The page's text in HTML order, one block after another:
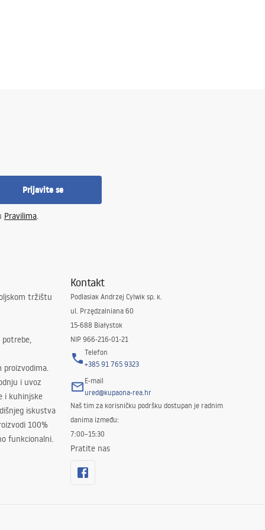
Prijavite se
Pravilima.
tržištu
potrebe,
i uvoz
i kuhinjske
iskustva
100%
funkcionalni.
Kontakt
Podlasiak Andrzej Cylwik sp. k.
ul. Przędzalniana 60
15-688 Białystok
NIP 966-216-01-21
Telefon
+385 91 765 9323
E-mail
ured@kupaona-rea.hr
Naš tim za korisničku podršku dostupan je radnim
danima između:
7:00–15:30
Pratite nas